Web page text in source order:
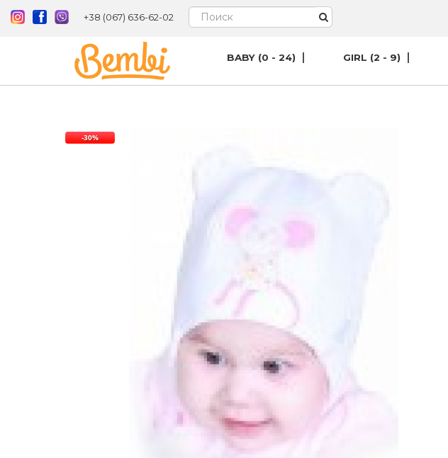
+38 (067) 636-62-02
BABY (0 - 24) GIRL (2 - 9)
-30%